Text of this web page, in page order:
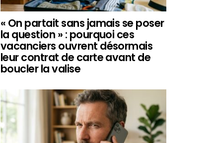
« On partait sans jamais se poser
la question » : pourquoi ces
vacanciers ouvrent désormais
leur contrat de carte avant de
boucler la valise